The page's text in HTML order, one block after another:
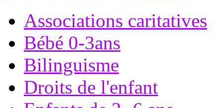
Associations caritatives
Bébé 0-3ans
Bilinguisme
Droits de l'enfant